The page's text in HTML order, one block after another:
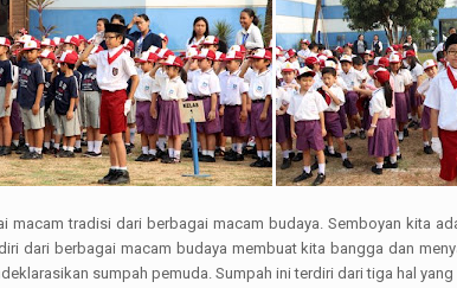
tradisi dari berbagai macam budaya. Semboyan kita
dari berbagai macam budaya membuat kita bangga dan
sumpah pemuda. Sumpah ini terdiri dari tiga hal